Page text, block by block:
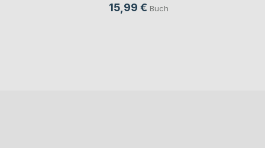
15,99 € Buch